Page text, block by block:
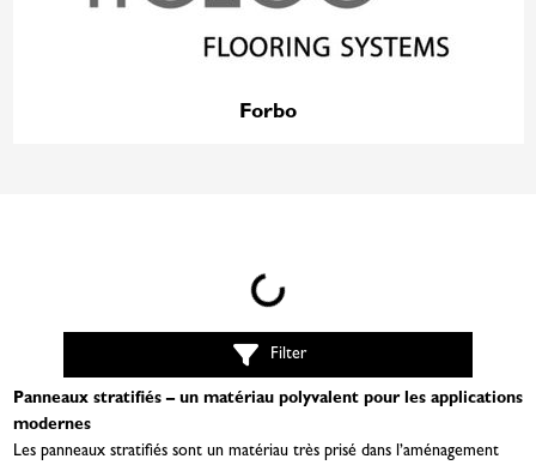
Forbo
Loading...
Filter
Panneaux stratifiés – un matériau polyvalent pour les applications
modernes
Les panneaux stratifiés sont un matériau très prisé dans l’aménagement